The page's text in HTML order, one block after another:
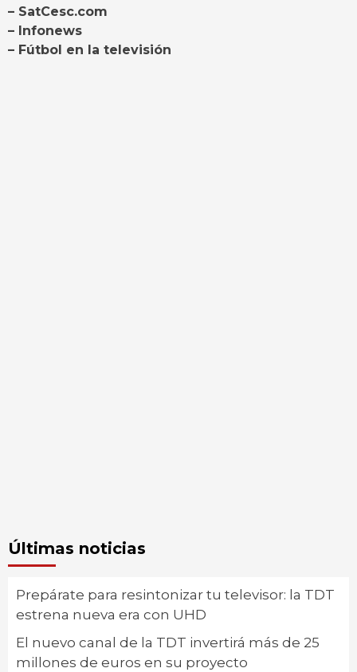
– SatCesc.com
– Infonews
– Fútbol en la televisión
Últimas noticias
Prepárate para resintonizar tu televisor: la TDT
estrena nueva era con UHD
El nuevo canal de la TDT invertirá más de 25
millones de euros en su proyecto